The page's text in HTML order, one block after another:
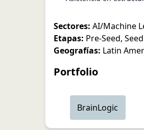
Sectores: AI/Machine
Etapas: Pre-Seed, Seed
Geografías: Latin
Portfolio
BrainLogic